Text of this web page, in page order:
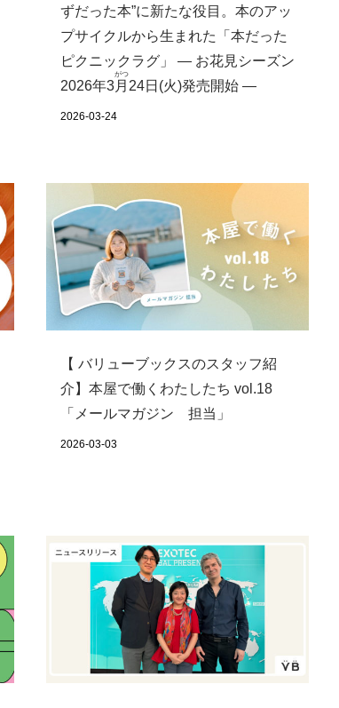
ずだった本”に新たな役目。本のアッ
プサイクルから生まれた「本だった
ピクニックラグ」 ― お花見シーズン
2026年3月
がつ
24日(火)発売開始 ―
2026-03-24
【 バリューブックスのスタッフ紹
介】本屋で働くわたしたち vol.18
「メールマガジン 担当」
2026-03-03